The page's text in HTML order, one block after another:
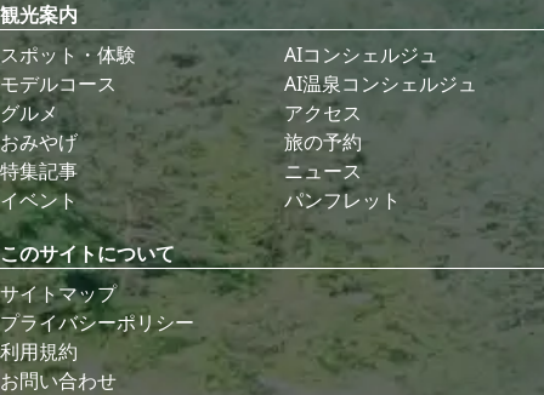
観光案内
スポット・体験
モデルコース
グルメ
おみやげ
特集記事
イベント
AIコンシェルジュ
AI温泉コンシェルジュ
アクセス
旅の予約
ニュース
パンフレット
このサイトについて
サイトマップ
プライバシーポリシー
利用規約
お問い合わせ